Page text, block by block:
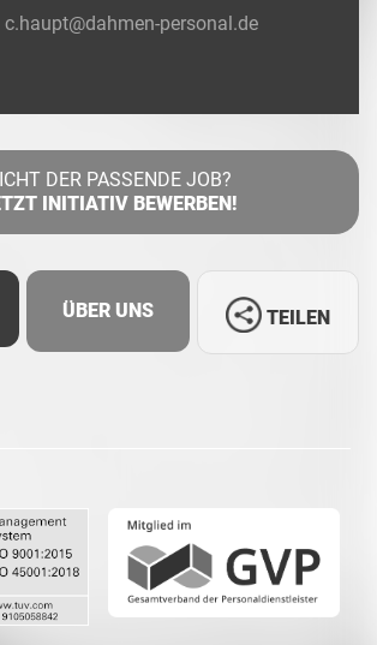
c.haupt@dahmen-personal.de
DER PASSENDE JOB?
INITIATIV BEWERBEN!
ÜBER UNS
Whatsapp
TEILEN